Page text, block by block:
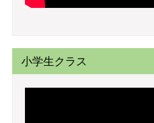
小学生クラス